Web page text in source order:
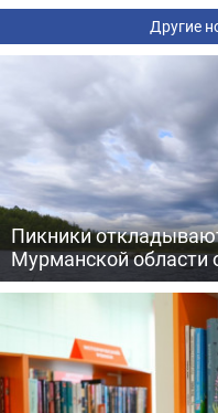
Другие
Пикники
Мурманской